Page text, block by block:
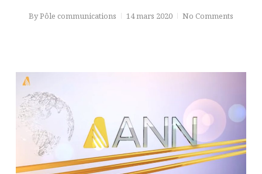
ByPôle communications 14 mars 2020 No Comments